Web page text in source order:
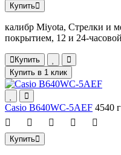
Купить
калибр Miyota, Стрелки и
покрытием, 12 и 24-
Купить
Купить в 1 клик
Casio B640WC-5AEF 4540
Купить